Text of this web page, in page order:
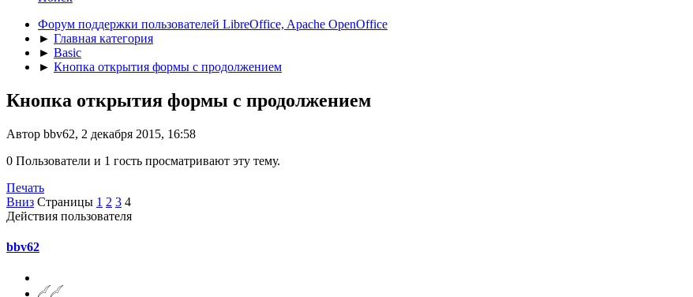
Форум поддержки пользователей LibreOffice, Apache OpenOffice
► Главная категория
► Basic
► Кнопка открытия формы с продолжением
Кнопка открытия формы с продолжением
Автор bbv62, 2 декабря 2015, 16:58
0 Пользователи и 1 гость просматривают эту тему.
Печать
Вниз Страницы 1 2 3 4
Действия пользователя
bbv62